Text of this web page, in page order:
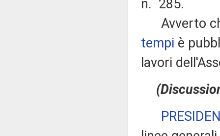
n. 285.
Avverto
tempi è
lavori